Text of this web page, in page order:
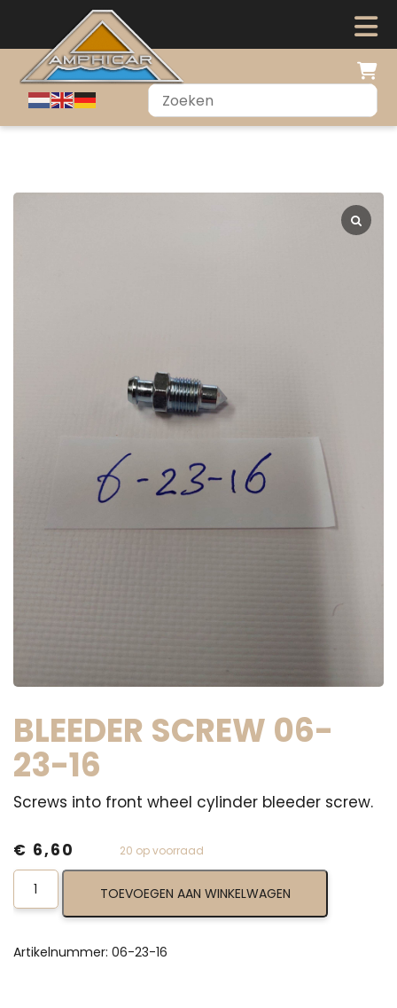
BLEEDER SCREW 06-
23-16
Screws into front wheel cylinder bleeder screw.
20 op voorraad
€ 6,60
Bleeder
Screw
06-
16
TOEVOEGEN AAN WINKELWAGEN
Artikelnummer: 06-23-16